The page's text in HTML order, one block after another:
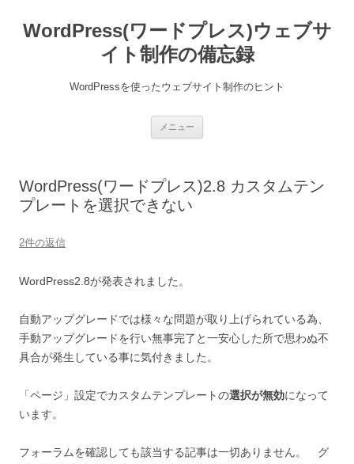
WordPress(ワードプレス)ウェブサ
イト制作の備忘録
WordPressを使ったウェブサイト制作のヒント
メニュー
ス
WordPress(ワードプレス)2.8 カスタムテン
プレートを選択できない
2件の返信
WordPress2.8が発表されました。
自動アップグレードでは様々な問題が取り上げられている為、
手動アップグレードを行い無事完了と一安心した所で思わぬ不
具合が発生している事に気付きました。
「ページ」設定でカスタムテンプレートの選択が無効になって
います。
フォーラムを確認しても該当する記事は一切ありません。 グ